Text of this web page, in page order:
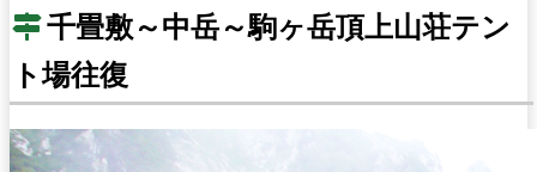
千畳敷～中岳～駒ヶ岳頂上山荘テン
ト場往復